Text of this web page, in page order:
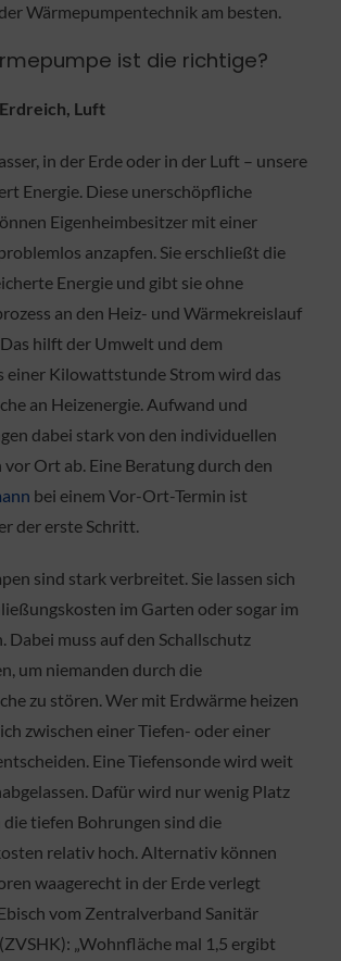
Wärmepumpentechnik am besten.
ist die richtige?
Luft
in der Erde oder in der Luft – unsere
Energie. Diese unerschöpfliche
Eigenheimbesitzer mit einer
anzapfen. Sie erschließt die
Energie und gibt sie ohne
an den Heiz- und Wärmekreislauf
Das hilft der Umwelt und dem
einer Kilowattstunde Strom wird das
an Heizenergie. Aufwand und
dabei stark von den individuellen
Ort ab. Eine Beratung durch den
bei einem Vor-Ort-Termin ist
der erste Schritt.
sind stark verbreitet. Sie lassen sich
im Garten oder sogar im
Dabei muss auf den Schallschutz
um niemanden durch die
zu stören. Wer mit Erdwärme heizen
zwischen einer Tiefen- oder einer
Eine Tiefensonde wird weit
Dafür wird nur wenig Platz
tiefen Bohrungen sind die
relativ hoch. Alternativ können
waagerecht in der Erde verlegt
vom Zentralverband Sanitär
„Wohnfläche mal 1,5 ergibt